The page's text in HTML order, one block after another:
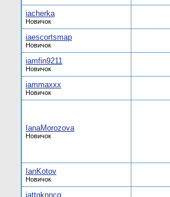
iacherka
Новичок
iaescortsmap
Новичок
iamfin9211
Новичок
iammaxxx
Новичок
IanaMorozova
Новичок
IanKotov
Новичок
iattgknncq